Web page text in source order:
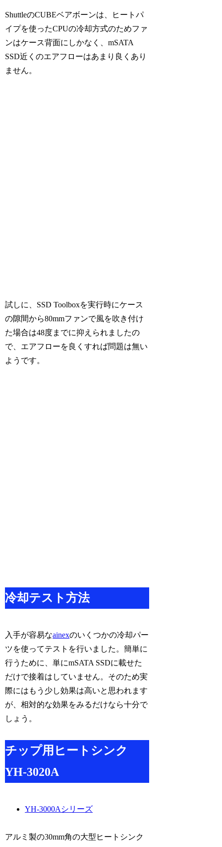
ShuttleのCUBEベアボーンは、ヒートパ
イプを使ったCPUの冷却方式のためファ
ンはケース背面にしかなく、mSATA
SSD近くのエアフローはあまり良くあり
ません。
試しに、SSD Toolboxを実行時にケース
の隙間から80mmファンで風を吹き付け
た場合は48度までに抑えられましたの
で、エアフローを良くすれば問題は無い
ようです。
冷却テスト方法
入手が容易なainexのいくつかの冷却パー
ツを使ってテストを行いました。簡単に
行うために、単にmSATA SSDに載せた
だけで接着はしていません。そのため実
際にはもう少し効果は高いと思われます
が、相対的な効果をみるだけなら十分で
しょう。
チップ用ヒートシンク
YH-3020A
YH-3000Aシリーズ
アルミ製の30mm角の大型ヒートシンク